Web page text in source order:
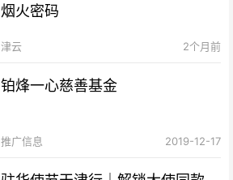
烟火密码
津云 2个月前
铂烽一心慈善基金
推广信息 2019-12-17